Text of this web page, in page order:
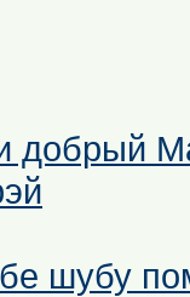
добрый
шубу